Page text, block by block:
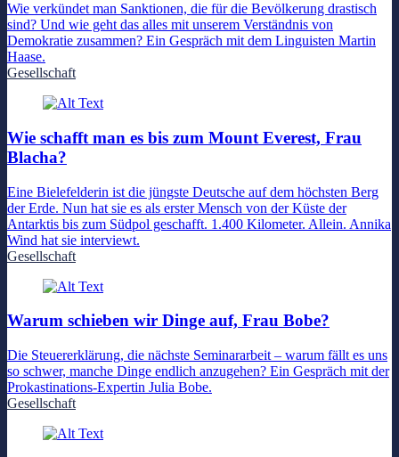
Wie verkündet man Sanktionen, die für die Bevölkerung drastisch
sind? Und wie geht das alles mit unserem Verständnis von
Demokratie zusammen? Ein Gespräch mit dem Linguisten Martin
Haase.
Gesellschaft
Wie schafft man es bis zum Mount Everest, Frau
Blacha?
Eine Bielefelderin ist die jüngste Deutsche auf dem höchsten Berg
der Erde. Nun hat sie es als erster Mensch von der Küste der
Antarktis bis zum Südpol geschafft. 1.400 Kilometer. Allein. Annika
Wind hat sie interviewt.
Gesellschaft
Warum schieben wir Dinge auf, Frau Bobe?
Die Steuererklärung, die nächste Seminararbeit – warum fällt es uns
so schwer, manche Dinge endlich anzugehen? Ein Gespräch mit der
Prokastinations-Expertin Julia Bobe.
Gesellschaft